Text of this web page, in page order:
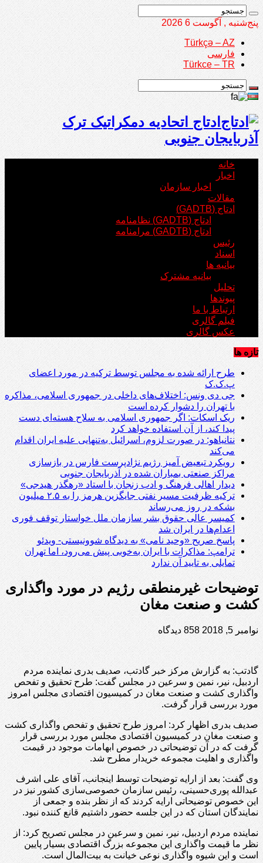
پنج‌شنبه , آگوست 6 2026
Türkçə – AZ
فارسی
Türkce – TR
ادتاج اتحادیه دمکراتیک ترک
آذربایجان جنوبی
خانه
اخبار
اخبار سازمان
مقالات
ادتاج (GADTB)
ادتاج (GADTB) نظامنامه
ادتاج (GADTB) مرامنامه
رئیس
اسناد
بیانیه ها
بیانیه مشترک
تحلیل
پیوندها
ارتباط با ما
فیلم گالری
عکس گالری
تازه ها
طرح ارائه شده به مجلس توسط ترکیه در مورد اعضای
پ.ک.ک
جی دی ونس: اختلاف‌های داخلی در جمهوری اسلامی، مذاکره
با تهران را دشوار کرده است
ریک اسکات: اگر جمهوری اسلامی به سلاح هسته‌ای دست
پیدا کند، از آن استفاده خواهد کرد
نتانیاهو: در صورت لزوم، اسرائیل به‌تنهایی علیه ایران اقدام
می‌کند
رویکرد تبعیض آمیز رژیم نژادپرست فارس در بازسازی
مراکز صنعتی بمباران شده در آذربایجان جنوبی
دیدار اهالی فرهنگ و ادب زنجان با استاد «رهگذر هیدجی»
ترکیه ظرفیت مسیر نفتی جایگزین هرمز را به ۲.۵ میلیون
بشکه در روز می‌رساند
کمیسر عالی حقوق بشر سازمان ملل خواستار توقف فوری
اعدام‌ها در ایران شد
پاسخ صریح «وحید نامی» به دیدگاه شوونیستی- ویدئو
ترامپ: مذاکرات با ایران به‌خوبی پیش می‌رود، اما تهران
تمایلی به تایید آن ندارد
توضیحات غیرمنطقی رژیم در مورد واگذاری
کشت و صنعت مغان
نوامبر 5, 2018 858 دیدگاه
گادتب: به گزارش مرکز خبر گادتب، صدیف بدری نماینده مردم
اردبیل، نیر، نمین و سرعین در مجلس گفت: طرح تحقیق و تفحص
واگذاری کشت و صنعت مغان در کمیسیون اقتصادی مجلس امروز
مورد بررسی قرار گرفت.
صدیف بدری اظهار کرد: امروز طرح تحقیق و تفحص واگذاری کشت
و صنعت مغان در کمیسیون اقتصادی مجلس مورد بررسی قرار
گرفت که در آن توضیحاتی در خصوص ابهامات موجود در قیمت
واگذاری و اهلیت مجموعه خریدار مطرح شد.
وی گفت: بعد از ارایه توضیحات توسط اینجانب، آقای علی اشرف
عبدالله پوری‌حسینی، رئیس سازمان خصوصی‌سازی کشور نیز در
این خصوص توضیحاتی ارایه کردند که از نظر بنده و جمعی از
نمایندگان استان که در این جلسه حضور داشتیم قانع کننده نبود.
نماینده مردم اردبیل، نیر، نمین و سرعین در مجلس تصریح کرد: از
نظر ما قیمت واگذاری این مجموعه بزرگ اقتصادی بسیار پایین
است و این شیوه واگذاری نوعی خیانت به بیت‌المال است.